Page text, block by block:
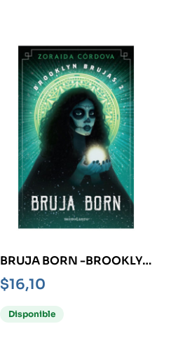
BRUJA BORN -BROOKLYN
BRUJAS 2-
$16,10
Disponible